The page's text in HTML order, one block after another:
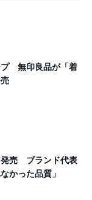
プ 無印良品が「着
発売 ブランド代表
かった品質」